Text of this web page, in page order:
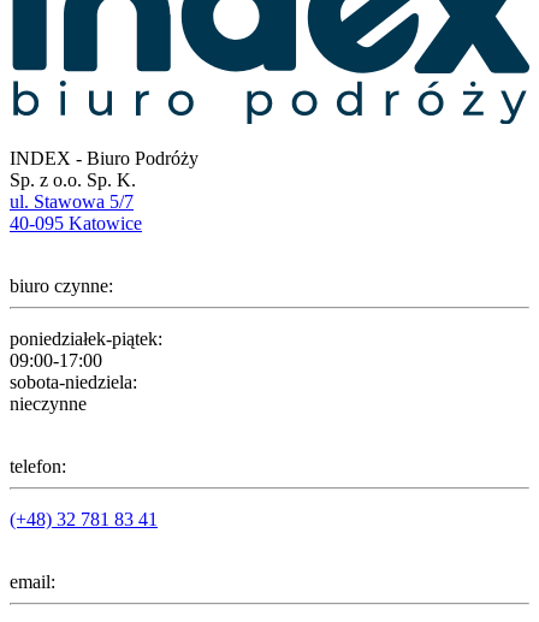
INDEX - Biuro Podróży
Sp. z o.o. Sp. K.
ul. Stawowa 5/7
40-095 Katowice
biuro czynne:
poniedziałek-piątek:
09:00-17:00
sobota-niedziela:
nieczynne
telefon:
(+48) 32 781 83 41
email: